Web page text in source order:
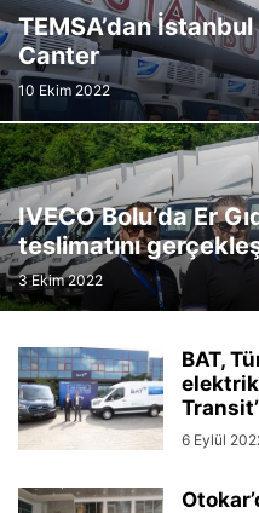
TEMSA’dan
Canter
10 Ekim 2022
IVECO Bolu’da Er
teslimatını
3 Ekim 2022
BAT,
6 Eylül